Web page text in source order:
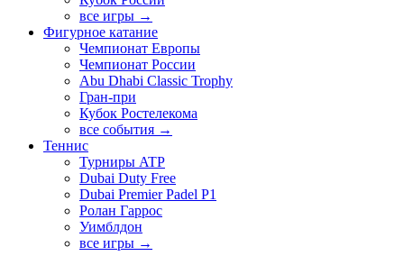
все игры →
Фигурное катание
Чемпионат Европы
Чемпионат России
Abu Dhabi Classic Trophy
Гран-при
Кубок Ростелекома
все события →
Теннис
Турниры ATP
Dubai Duty Free
Dubai Premier Padel P1
Ролан Гаррос
Уимблдон
все игры →